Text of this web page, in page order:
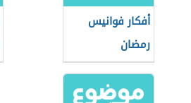
أفكار فوانيس
رمضان